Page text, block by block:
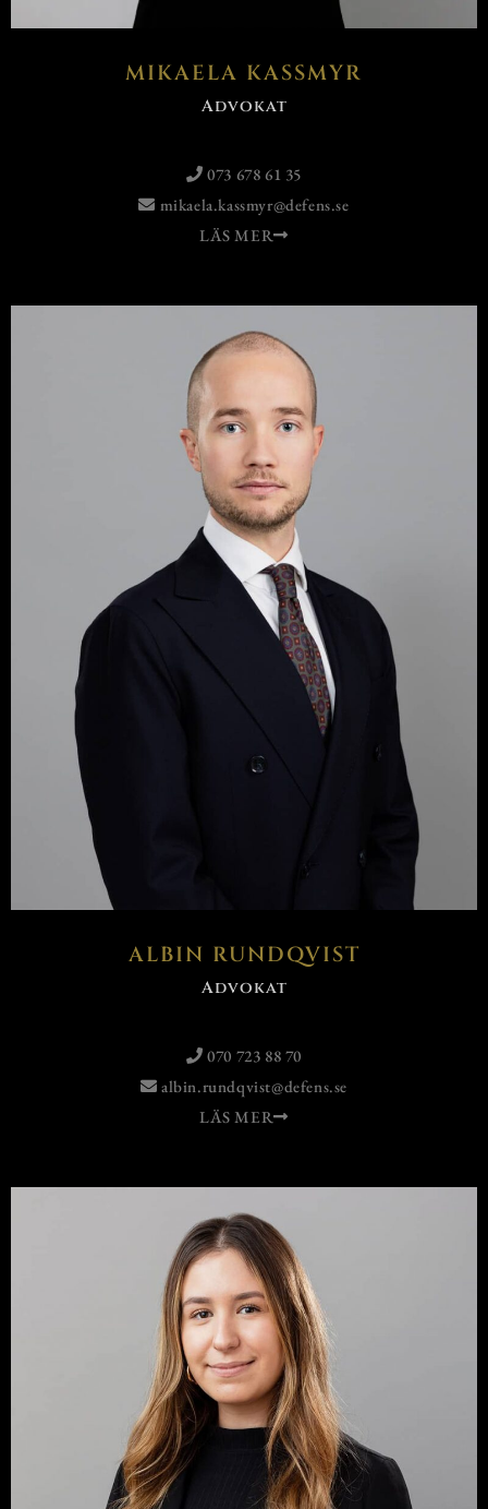
MIKAELA KASSMYR
Advokat
073 678 61 35
mikaela.kassmyr@defens.se
LÄS MER
ALBIN RUNDQVIST
Advokat
070 723 88 70
albin.rundqvist@defens.se
LÄS MER